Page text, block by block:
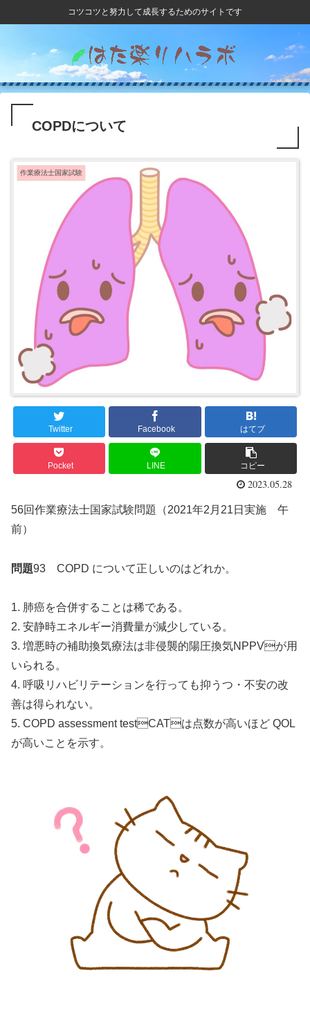
コツコツと努力して成長するためのサイトです
COPDについて
作業療法士国家試験
Twitter Facebook はてブ
Pocket LINE コピー
2023.05.28
56回作業療法士国家試験問題（2021年2月21日実施 午
前）
問題93 COPD について正しいのはどれか。
1. 肺癌を合併することは稀である。
2. 安静時エネルギー消費量が減少している。
3. 増悪時の補助換気療法は非侵襲的陽圧換気NPPVが用
いられる。
4. 呼吸リハビリテーションを行っても抑うつ・不安の改
善は得られない。
5. COPD assessment testCATは点数が高いほど QOL
が高いことを示す。